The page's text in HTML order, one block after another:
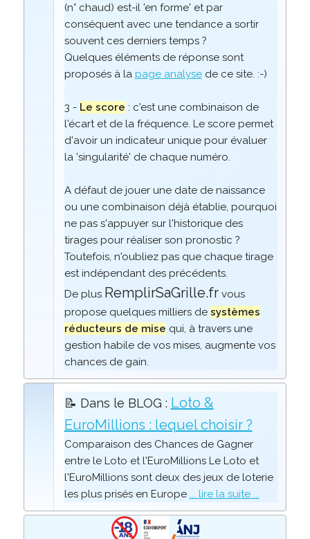
(n° chaud) est-il 'en forme' et par
conséquent avec une tendance a sortir
souvent ces derniers temps ?
Quelques éléments de réponse sont
proposés à la page analysede ce site. :-)
3 - Le score : c'est une combinaison de
l'écart et de la fréquence. Le score permet
d'avoir un indicateur unique pour évaluer
la 'singularité' de chaque numéro.
A défaut de jouer une date de naissance
ou une combinaison déjà établie, pourquoi
ne pas s'appuyer sur l'historique des
tirages pour réaliser son pronostic ?
Toutefois, n'oubliez pas que chaque tirage
est indépendant des précédents.
De plus RemplirSaGrille.frvous
propose quelques milliers de systèmes
réducteurs de mise qui, à travers une
gestion habile de vos mises, augmente vos
chances de gain.
📝 Dans le BLOG : Loto &
EuroMillions : lequel choisir ?
Comparaison des Chances de Gagner
entre le Loto et l'EuroMillions Le Loto et
l'EuroMillions sont deux des jeux de loterie
les plus prisés en Europe ... lire la suite ...